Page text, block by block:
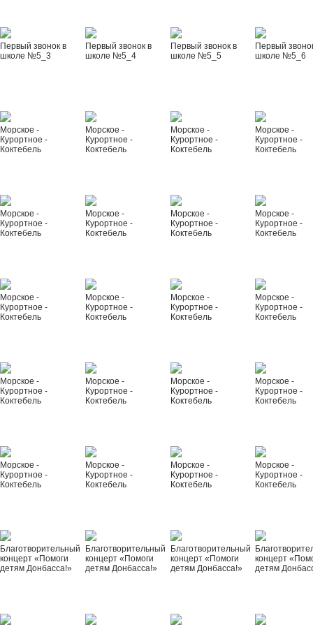
Первый звонок в
школе №5_3
Первый звонок в
школе №5_4
Первый звонок в
школе №5_5
Первый
школе №5_6
Морское -
Курортное -
Коктебель
Морское -
Курортное -
Коктебель
Морское -
Курортное -
Коктебель
Морское -
Курортное -
Коктебель
Морское -
Курортное -
Коктебель
Морское -
Курортное -
Коктебель
Морское -
Курортное -
Коктебель
Морское -
Курортное -
Коктебель
Морское -
Курортное -
Коктебель
Морское -
Курортное -
Коктебель
Морское -
Курортное -
Коктебель
Морское -
Курортное -
Коктебель
Морское -
Курортное -
Коктебель
Морское -
Курортное -
Коктебель
Морское -
Курортное -
Коктебель
Морское -
Курортное -
Коктебель
Морское -
Курортное -
Коктебель
Морское -
Курортное -
Коктебель
Морское -
Курортное -
Коктебель
Морское -
Курортное -
Коктебель
Благотворительный
концерт «Помоги
детям Донбасса!»
Благотворительный
концерт «Помоги
детям Донбасса!»
Благотворительный
концерт «Помоги
детям Донбасса!»
концерт
детям